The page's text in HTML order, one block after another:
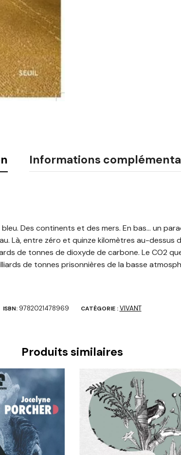
Informations
Des continents et des mers. En bas… un
Là, entre zéro et quinze kilomètres au-dessus
de tonnes de dioxyde de carbone. Le CO2
de tonnes prisonnières de la basse
ISBN: 9782021478969 CATÉGORIE :VIVANT
Produits similaires